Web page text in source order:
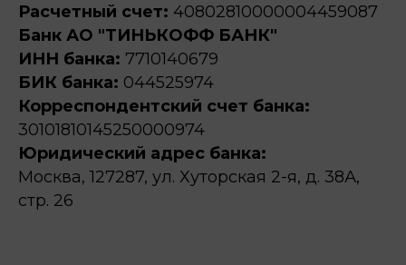
Расчетный счет: 40802810000004459087
Банк АО "ТИНЬКОФФ БАНК"
ИНН банка: 7710140679
БИК банка: 044525974
Корреспондентский счет банка:
30101810145250000974
Юридический адрес банка:
Москва, 127287, ул. Хуторская 2-я, д. 38А,
стр. 26